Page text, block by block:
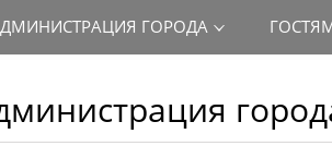
ГОРОДА